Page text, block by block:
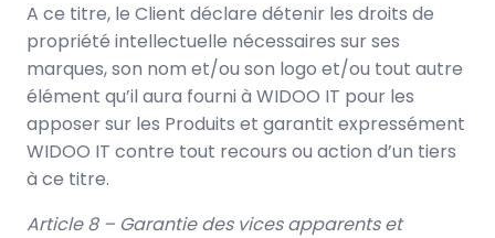
A ce titre, le Client déclare détenir les droits de
propriété intellectuelle nécessaires sur ses
marques, son nom et/ou son logo et/ou tout autre
élément qu’il aura fourni à WIDOO IT pour les
apposer sur les Produits et garantit expressément
WIDOO IT contre tout recours ou action d’un tiers
à ce titre.
Article 8 – Garantie des vices apparents et